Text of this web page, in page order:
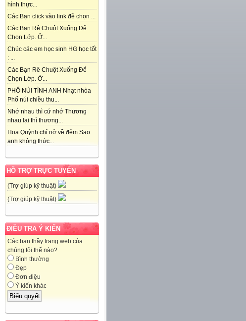
hình thực...
Các Bạn click vào link đề chọn ...
Các Bạn Rê Chuột Xuống Để
Chọn Lớp. Ở...
Chúc các em học sinh HG học tốt
: ...
Các Bạn Rê Chuột Xuống Để
Chọn Lớp. Ở...
PHỐ NÚI TÌNH ANH Nhạt nhòa
Phố núi chiều thu...
Nhớ nhau thì cứ nhớ Thương
nhau lại thì thương...
Hoa Quỳnh chỉ nở về đêm Sao
anh không thức...
HỖ TRỢ TRỰC TUYẾN
(Trợ giúp kỹ thuật)
(Trợ giúp kỹ thuật)
ĐIỀU TRA Ý KIẾN
Các bạn thầy trang web của
chúng tôi thế nào?
Bình thường
Đẹp
Đơn điệu
Ý kiến khác